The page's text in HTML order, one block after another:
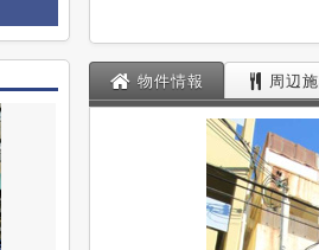
物件情報 周辺